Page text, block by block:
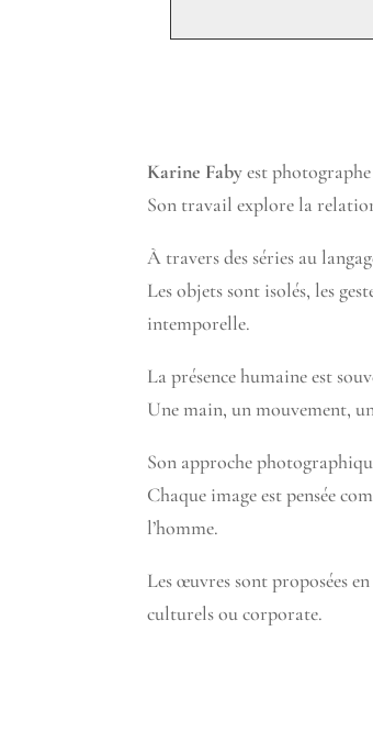
Karine Fabyest
Son travail explore la
À travers des séries au
Les objets sont isolés, les
intemporelle.
La présence humaine est
Une main, un mouvement,
Son approche
Chaque image est pensée
l’homme.
Les œuvres sont proposées
culturels ou corporate.